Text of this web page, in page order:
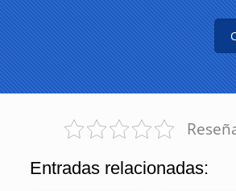
Entradas relacionadas: